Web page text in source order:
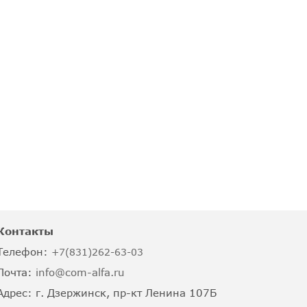
+7(831)262-63-03
info@com-alfa.ru
г. Дзержинск, пр-кт Ленина 107Б